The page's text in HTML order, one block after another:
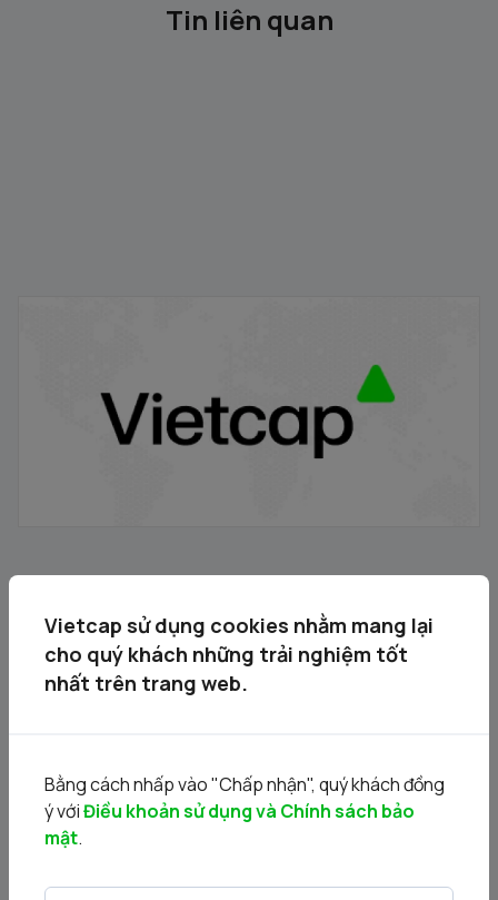
Tin liên quan
Dữ liệu kinh tế Việt Nam 7T 2024
29/07/2024
Vietcap sử dụng cookies nhằm mang lại
cho quý khách những trải nghiệm tốt
nhất trên trang web.
Bằng cách nhấp vào "Chấp nhận", quý khách đồng
ý vớiĐiều khoản sử dụng và Chính sách bảo
mật.